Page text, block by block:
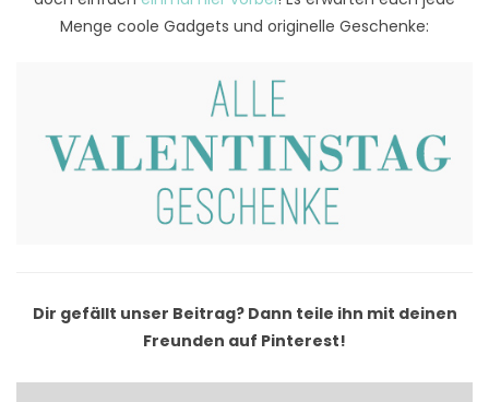
Menge coole Gadgets und originelle Geschenke:
Dir gefällt unser Beitrag? Dann teile ihn mit deinen
Freunden auf Pinterest!